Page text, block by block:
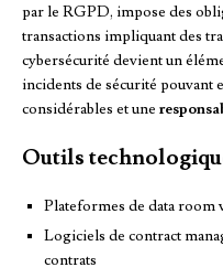
par le RGPD, impose des
transactions impliquant des
cybersécurité devient un
incidents de sécurité pouvant
considérables et une
Outils
Plateformes de data
Logiciels de contract
contrats